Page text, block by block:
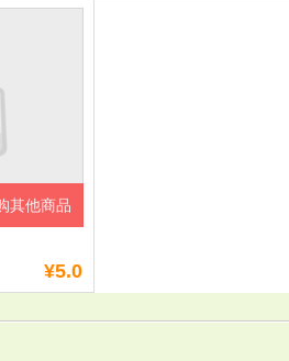
¥5.0
其他商品